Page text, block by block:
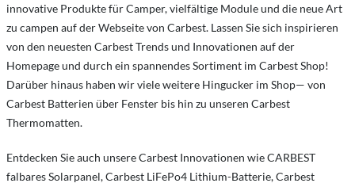
innovative Produkte für Camper, vielfältige Module und die neue Art
zu campen auf der Webseite von Carbest. Lassen Sie sich inspirieren
von den neuesten Carbest Trends und Innovationen auf der
Homepage und durch ein spannendes Sortiment im Carbest Shop!
Darüber hinaus haben wir viele weitere Hingucker im Shop— von
Carbest Batterien über Fenster bis hin zu unseren Carbest
Thermomatten.
Entdecken Sie auch unsere Carbest Innovationen wie CARBEST
falbares Solarpanel, Carbest LiFePo4 Lithium-Batterie, Carbest